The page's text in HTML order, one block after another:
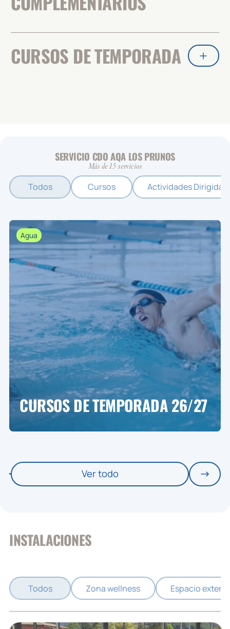
CURSOS DE TEMPORADA
SERVICIO CDO AQA LOS PRUNOS
Más de 15 servicios
Todos Cursos Actividades Dirigidas
Agua
CURSOS DE TEMPORADA 26/27
Ver todo
INSTALACIONES
Todos Zona wellness Espacio